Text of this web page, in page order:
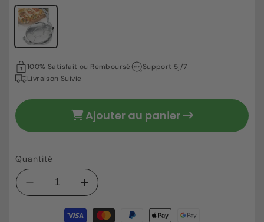
Prix
habituel
28,80 €
100% Satisfait ou Remboursé
Support 5j/7
Livraison Suivie
Ajouter au panier
Quantité
Réduire
la
quantité
Augmenter
la
quantité